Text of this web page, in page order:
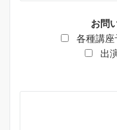
お問
各種講座
出